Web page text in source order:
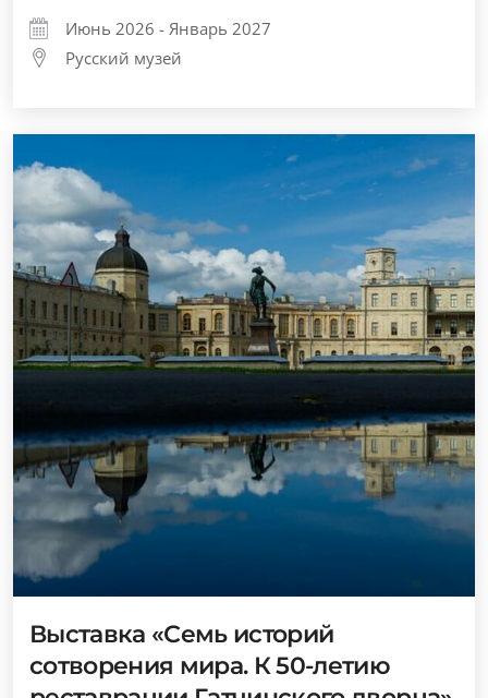
Июнь 2026 - Январь 2027
Русский музей
Выставка «Семь историй
сотворения мира. К 50-летию